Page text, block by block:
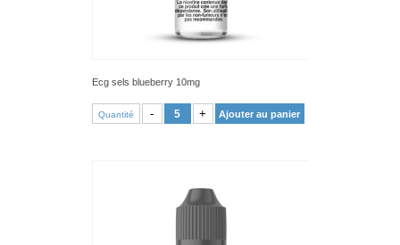
Ecg sels blueberry 10mg
Quantité - + Ajouter au panier